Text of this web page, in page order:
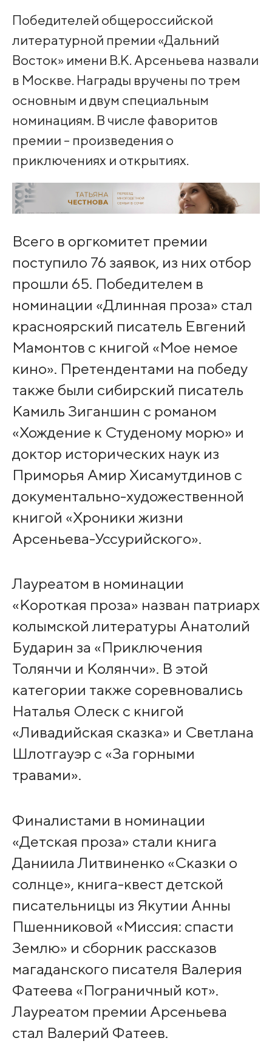
Победителей общероссийской
литературной премии «Дальний
Восток» имени В.К. Арсеньева назвали
в Москве. Награды вручены по трем
основным и двум специальным
номинациям. В числе фаворитов
премии - произведения о
приключениях и открытиях.
Всего в оргкомитет премии
поступило 76 заявок, из них отбор
прошли 65. Победителем в
номинации «Длинная проза» стал
красноярский писатель Евгений
Мамонтов с книгой «Мое немое
кино». Претендентами на победу
также были сибирский писатель
Камиль Зиганшин с романом
«Хождение к Студеному морю» и
доктор исторических наук из
Приморья Амир Хисамутдинов с
документально-художественной
книгой «Хроники жизни
Арсеньева-Уссурийского».
Лауреатом в номинации
«Короткая проза» назван патриарх
колымской литературы Анатолий
Бударин за «Приключения
Толянчи и Колянчи». В этой
категории также соревновались
Наталья Олеск с книгой
«Ливадийская сказка» и Светлана
Шлотгауэр с «За горными
травами».
Финалистами в номинации
«Детская проза» стали книга
Даниила Литвиненко «Сказки о
солнце», книга-квест детской
писательницы из Якутии Анны
Пшенниковой «Миссия: спасти
Землю» и сборник рассказов
магаданского писателя Валерия
Фатеева «Пограничный кот».
Лауреатом премии Арсеньева
стал Валерий Фатеев.